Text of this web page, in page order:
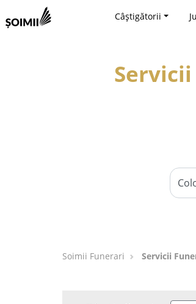
Câștigătorii
Soimii Funerari Servicii